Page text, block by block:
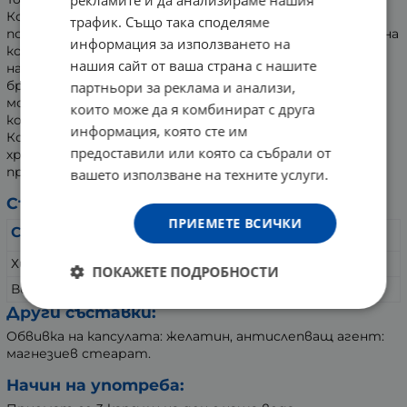
Колагенът укрепва костите и е важен за
подобряването на еластичността и хидратацията на
кожата. Количествата му в тялото намаляват с
напредване на възрастта, което води до поява на
бръчки. Според проучвания, колагеновите пептиди
могат да спомогнат за забавяне стареенето на
кожата.
Колагенът е необходим за поддържане целостта на
хрущяла и предпазва ставите от триене. Важен е за
правилното функциониране на мускулите.
Състав:
Съдържание: В 1 капсула:
Хидролизиран колаген
Витамин C (аскорбинова киселина)
Други съставки:
Обвивка на капсулата: желатин, антислепващ агент:
магнезиев стеарат.
Начин на употреба:
трафик. Също така споделяме
информация за използването на
нашия сайт от ваша страна с нашите
партньори за реклама и анализи,
които може да я комбинират с друга
информация, която сте им
предоставили или която са събрали от
вашето използване на техните услуги.
ПРИЕМЕТЕ ВСИЧКИ
ПОКАЖЕТЕ ПОДРОБНОСТИ